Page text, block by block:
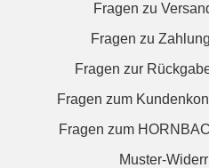
Fragen zu
Fragen zu
Fragen zur
Fragen zum
Fragen zum
Muster-